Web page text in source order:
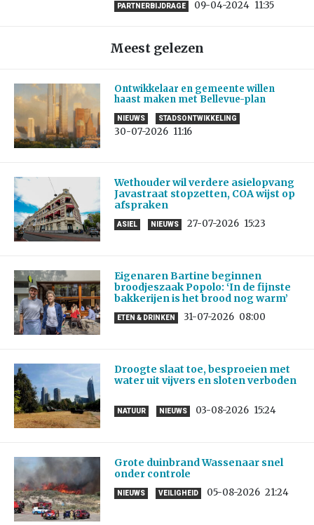
PARTNERBIJDRAGE 09-04-2024 11:35
Meest gelezen
Ontwikkelaar en gemeente willen
haast maken met Bellevue-plan
NIEUWS STADSONTWIKKELING
30-07-2026 11:16
Wethouder wil verdere asielopvang
Javastraat stopzetten, COA wijst op
afspraken
ASIEL NIEUWS 27-07-2026 15:23
Eigenaren Bartine beginnen
broodjeszaak Popolo: ‘In de fijnste
bakkerijen is het brood nog warm’
ETEN & DRINKEN 31-07-2026 08:00
Droogte slaat toe, besproeien met
water uit vijvers en sloten verboden
NATUUR NIEUWS 03-08-2026 15:24
Grote duinbrand Wassenaar snel
onder controle
NIEUWS VEILIGHEID 05-08-2026 21:24